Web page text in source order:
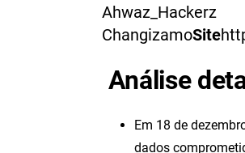
Ahwaz_Hackerz
ChangizamoSite
Análise
Em 18 de
dados